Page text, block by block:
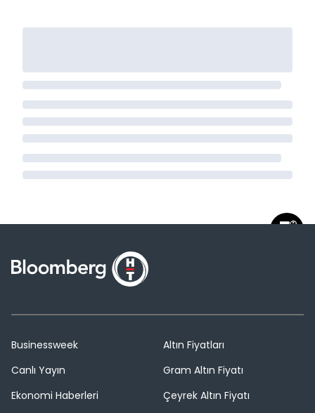
Businessweek
Canlı Yayın
Ekonomi Haberleri
Altın Fiyatları
Gram Altın Fiyatı
Çeyrek Altın Fiyatı